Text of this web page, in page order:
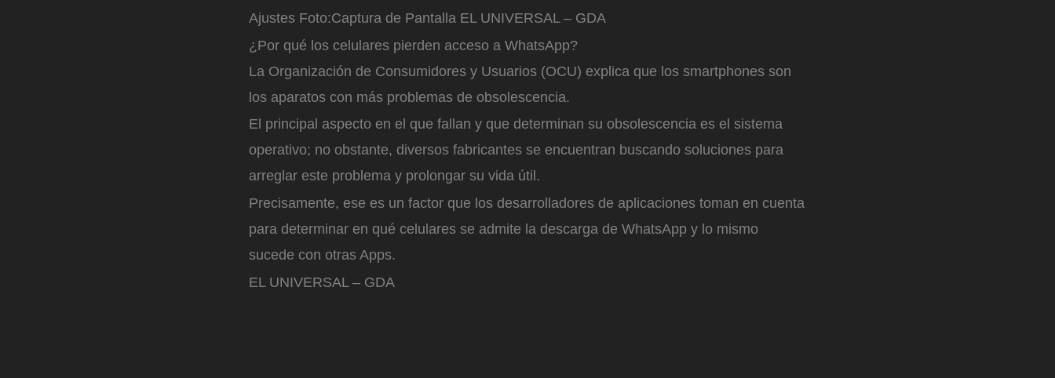
Ajustes Foto:Captura de Pantalla EL UNIVERSAL – GDA
¿Por qué los celulares pierden acceso a WhatsApp?
La Organización de Consumidores y Usuarios (OCU) explica que los smartphones son
los aparatos con más problemas de obsolescencia.
El principal aspecto en el que fallan y que determinan su obsolescencia es el sistema
operativo; no obstante, diversos fabricantes se encuentran buscando soluciones para
arreglar este problema y prolongar su vida útil.
Precisamente, ese es un factor que los desarrolladores de aplicaciones toman en cuenta
para determinar en qué celulares se admite la descarga de WhatsApp y lo mismo
sucede con otras Apps.
EL UNIVERSAL – GDA